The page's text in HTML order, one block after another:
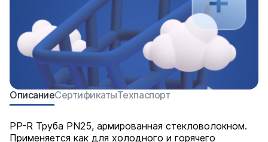
ОписаниеСертификатыТехпаспорт
PP-R Труба PN25, армированная стекловолокном.
Применяется как для холодного и горячего